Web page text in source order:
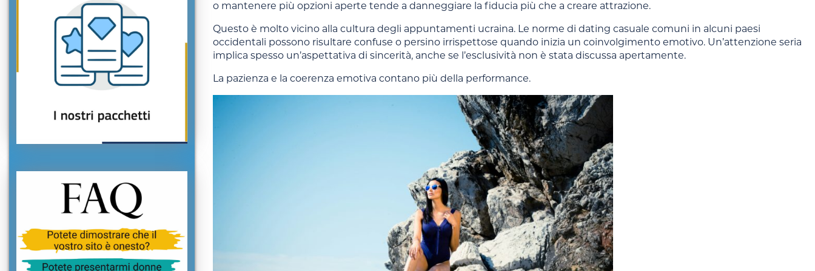
o mantenere più opzioni aperte tende a danneggiare la fiducia più che a creare attrazione.
Questo è molto vicino alla cultura degli appuntamenti ucraina. Le norme di dating casuale comuni in alcuni paesi
occidentali possono risultare confuse o persino irrispettose quando inizia un coinvolgimento emotivo. Un’attenzione seria
implica spesso un’aspettativa di sincerità, anche se l’esclusività non è stata discussa apertamente.
La pazienza e la coerenza emotiva contano più della performance.